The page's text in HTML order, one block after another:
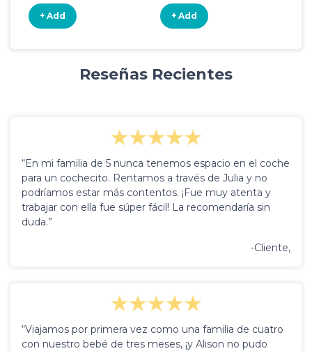
+ Add + Add
Reseñas Recientes
“En mi familia de 5 nunca tenemos espacio en el coche
para un cochecito. Rentamos a través de Julia y no
podríamos estar más contentos. ¡Fue muy atenta y
trabajar con ella fue súper fácil! La recomendaría sin
duda.”
-Cliente,
“Viajamos por primera vez como una familia de cuatro
con nuestro bebé de tres meses, ¡y Alison no pudo